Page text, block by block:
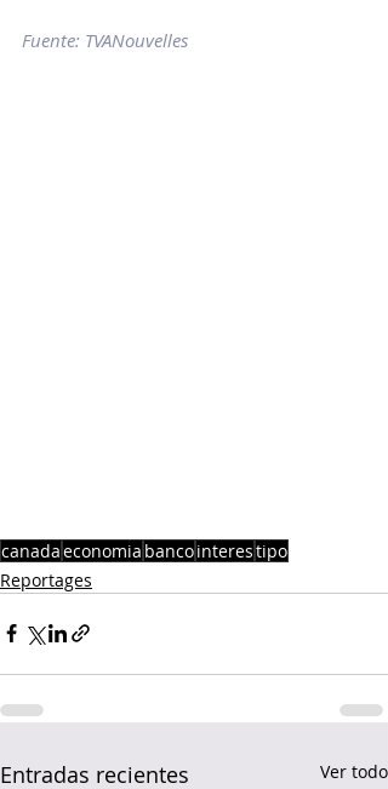
Fuente: TVANouvelles
canadaeconomia bancointerestipo
Reportages
Entradas recientes Ver todo